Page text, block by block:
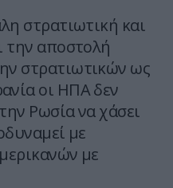
στρατιωτική και
την αποστολή
στρατιωτικών ως
οι ΗΠΑ δεν
Ρωσία να χάσει
με
με